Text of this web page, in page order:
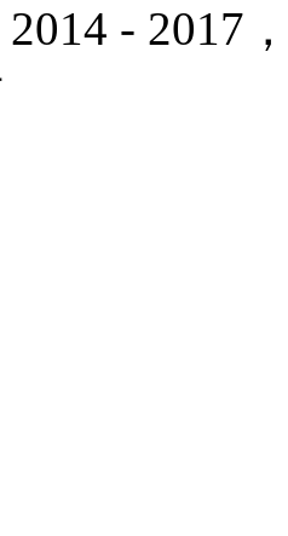
- 2017